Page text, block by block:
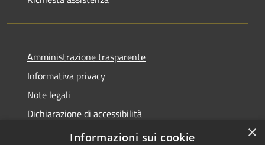
Amministrazione trasparente
Informativa privacy
Note legali
Dichiarazione di accessibilità
Privacy e protezione dei dati
×
Informazioni sui cookie